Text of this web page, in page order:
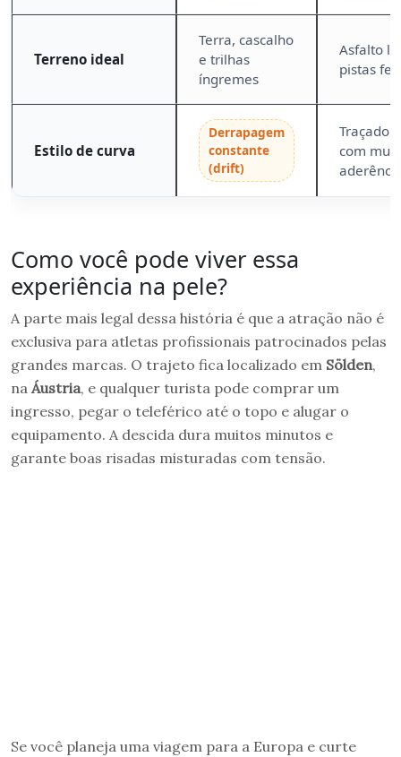
Terreno ideal
Terra, cascalho
e trilhas
íngremes
Asfalto
pistas
Estilo de curva
Derrapagem
constante
(drift)
Traçado
com
Como você pode viver essa
experiência na pele?
A parte mais legal dessa história é que a atração não é
exclusiva para atletas profissionais patrocinados pelas
grandes marcas. O trajeto fica localizado em Sölden,
na Áustria, e qualquer turista pode comprar um
ingresso, pegar o teleférico até o topo e alugar o
equipamento. A descida dura muitos minutos e
garante boas risadas misturadas com tensão.
Se você planeja uma viagem para a Europa e curte